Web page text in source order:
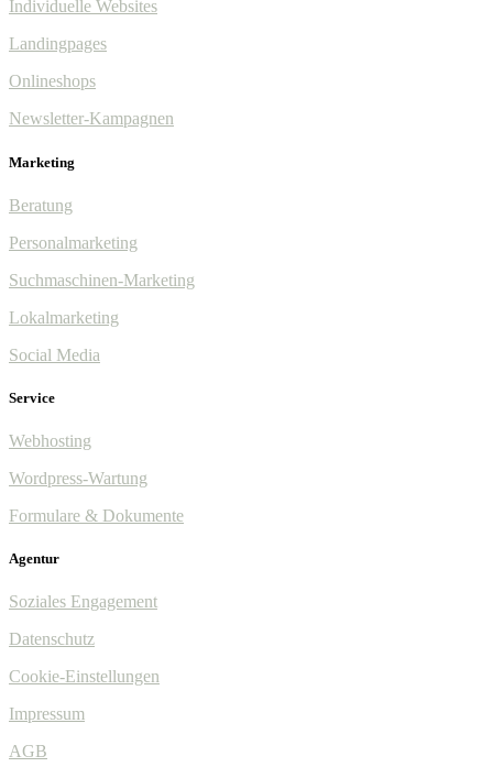
Individuelle Websites
Landingpages
Onlineshops
Newsletter-Kampagnen
Marketing
Beratung
Personalmarketing
Suchmaschinen-Marketing
Lokalmarketing
Social Media
Service
Webhosting
Wordpress-Wartung
Formulare & Dokumente
Agentur
Soziales Engagement
Datenschutz
Cookie-Einstellungen
Impressum
AGB